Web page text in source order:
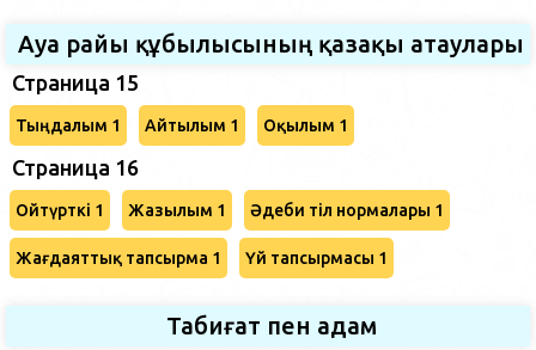
Ауа райы құбылысының қазақы атаулары
Страница 15
Тыңдалым 1 Айтылым 1 Оқылым 1
Страница 16
Ойтүрткі 1 Жазылым 1 Әдеби тіл нормалары 1
Жағдаяттық тапсырма 1 Үй тапсырмасы 1
Табиғат пен адам